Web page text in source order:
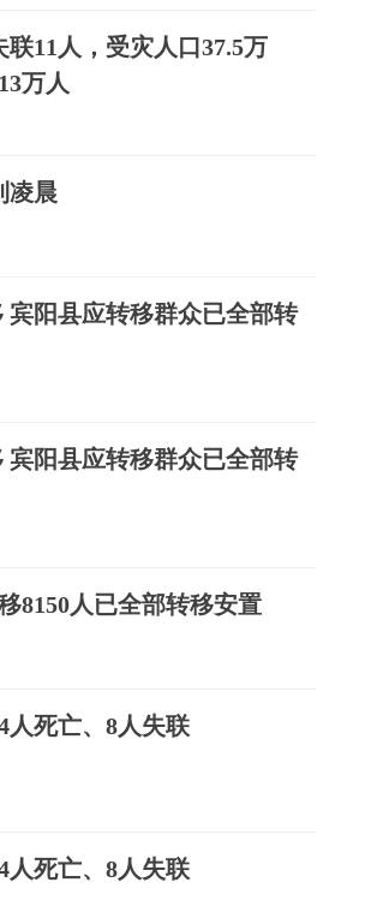
11人，受灾人口37.5万
万人
凌晨
阳县应转移群众已全部转
阳县应转移群众已全部转
8150人已全部转移安置
人死亡、8人失联
人死亡、8人失联